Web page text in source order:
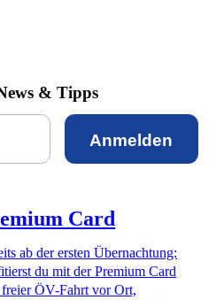
& Tipps
Anmelden
Card
ab der ersten Übernachtung:
du mit der Premium Card
ÖV-Fahrt vor Ort,